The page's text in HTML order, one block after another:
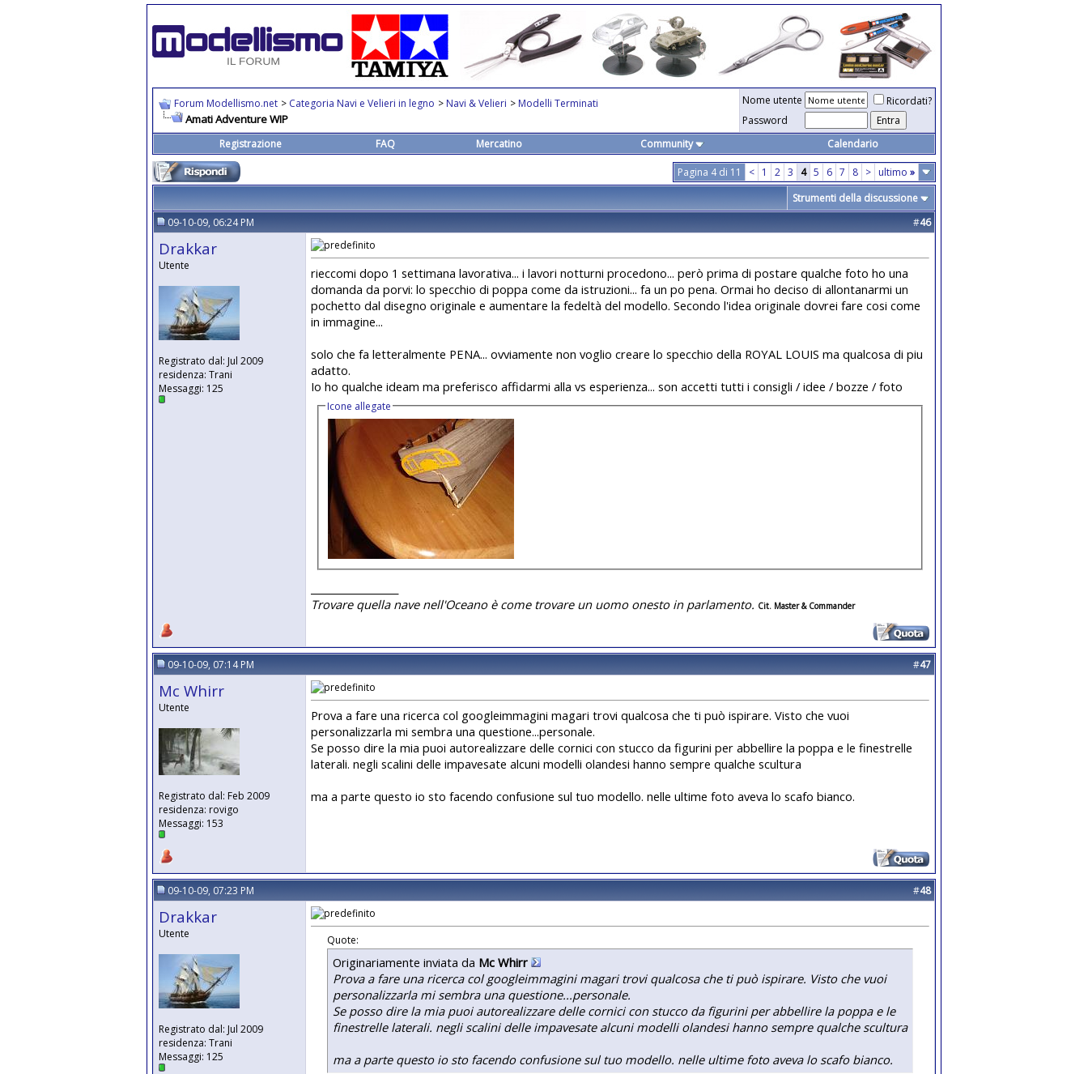
Forum Modellismo.net > Categoria Navi e Velieri in legno > Navi & Velieri > Modelli Terminati
Amati Adventure WIP
Nome utente
Ricordati?
Password
Registrazione
FAQ Mercatino Community Calendario
Pagina 4 di 11 < 1 2 3 4 5 6 7 8 > ultimo »
Strumenti della discussione
09-10-09, 06:24 PM
#46
Drakkar
Utente
Registrato dal: Jul 2009
residenza: Trani
Messaggi: 125
rieccomi dopo 1 settimana lavorativa... i lavori notturni procedono... però prima di postare qualche foto ho una
domanda da porvi: lo specchio di poppa come da istruzioni... fa un po pena. Ormai ho deciso di allontanarmi un
pochetto dal disegno originale e aumentare la fedeltà del modello. Secondo l'idea originale dovrei fare cosi come
in immagine...
solo che fa letteralmente PENA... ovviamente non voglio creare lo specchio della ROYAL LOUIS ma qualcosa di piu
adatto.
Io ho qualche ideam ma preferisco affidarmi alla vs esperienza... son accetti tutti i consigli / idee / bozze / foto
Icone allegate
Trovare quella nave nell'Oceano è come trovare un uomo onesto in parlamento. Cit. Master & Commander
09-10-09, 07:14 PM #47
Mc Whirr
Utente
Registrato dal: Feb 2009
residenza: rovigo
Messaggi: 153
Prova a fare una ricerca col googleimmagini magari trovi qualcosa che ti può ispirare. Visto che vuoi
personalizzarla mi sembra una questione...personale.
Se posso dire la mia puoi autorealizzare delle cornici con stucco da figurini per abbellire la poppa e le finestrelle
laterali. negli scalini delle impavesate alcuni modelli olandesi hanno sempre qualche scultura
ma a parte questo io sto facendo confusione sul tuo modello. nelle ultime foto aveva lo scafo bianco.
09-10-09, 07:23 PM #48
Drakkar
Utente
Registrato dal: Jul 2009
residenza: Trani
Messaggi: 125
Quote:
Originariamente inviata da Mc Whirr
Prova a fare una ricerca col googleimmagini magari trovi qualcosa che ti può ispirare. Visto che vuoi
personalizzarla mi sembra una questione...personale.
Se posso dire la mia puoi autorealizzare delle cornici con stucco da figurini per abbellire la poppa e le
finestrelle laterali. negli scalini delle impavesate alcuni modelli olandesi hanno sempre qualche scultura
ma a parte questo io sto facendo confusione sul tuo modello. nelle ultime foto aveva lo scafo bianco.